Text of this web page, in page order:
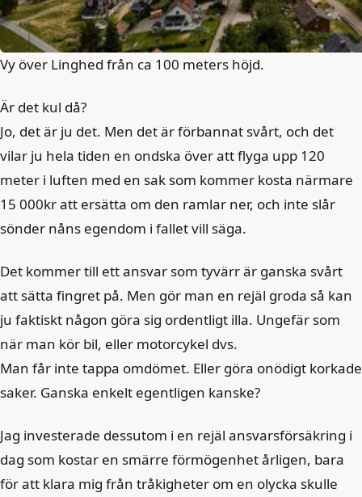
Vy över Linghed från ca 100 meters höjd.
Är det kul då?
Jo, det är ju det. Men det är förbannat svårt, och det
vilar ju hela tiden en ondska över att flyga upp 120
meter i luften med en sak som kommer kosta närmare
15 000kr att ersätta om den ramlar ner, och inte slår
sönder nåns egendom i fallet vill säga.
Det kommer till ett ansvar som tyvärr är ganska svårt
att sätta fingret på. Men gör man en rejäl groda så kan
ju faktiskt någon göra sig ordentligt illa. Ungefär som
när man kör bil, eller motorcykel dvs.
Man får inte tappa omdömet. Eller göra onödigt korkade
saker. Ganska enkelt egentligen kanske?
Jag investerade dessutom i en rejäl ansvarsförsäkring i
dag som kostar en smärre förmögenhet årligen, bara
för att klara mig från tråkigheter om en olycka skulle